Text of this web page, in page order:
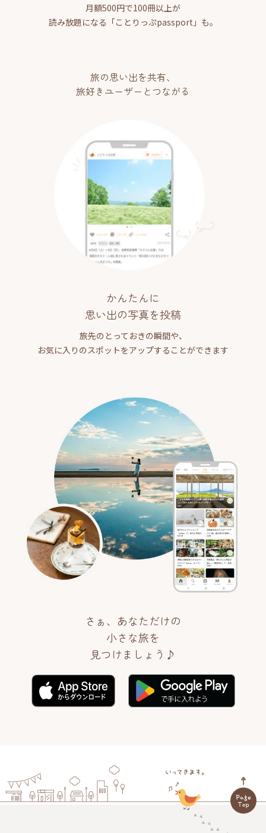
月額500円で100冊以上が
読み放題になる「ことりっぷpassport」も。
旅の思い出を共有、
旅好きユーザーとつながる
かんたんに
思い出の写真を投稿
旅先のとっておきの瞬間や、
お気に入りのスポットをアップすることができます
さぁ、あなただけの
小さな旅を
見つけましょう♪